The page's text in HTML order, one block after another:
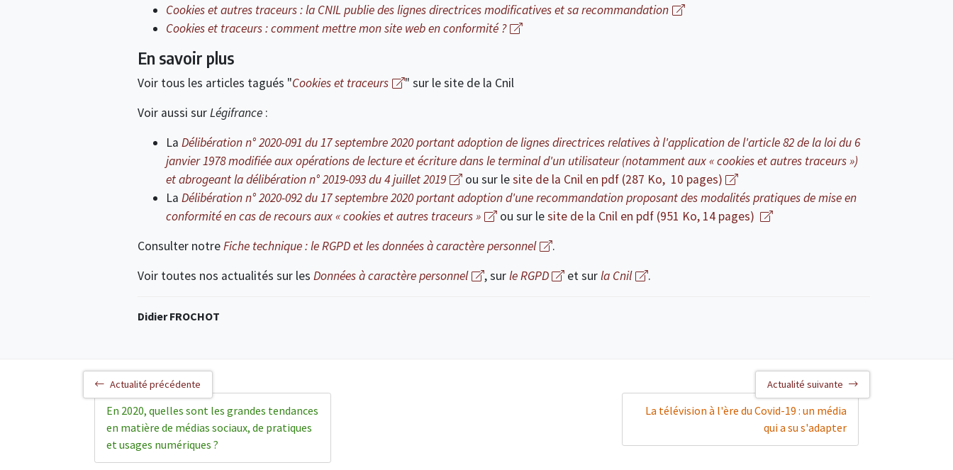
Cookies et autres traceurs : la CNIL publie des lignes directrices modificatives et sa recommandation
Cookies et traceurs : comment mettre mon site web en conformité ?
En savoir plus
Voir tous les articles tagués "Cookies et traceurs
" sur le site de la Cnil
Voir aussi surLégifrance :
La Délibération n° 2020-091 du 17 septembre 2020 portant adoption de lignes directrices relatives à l'application de l'article 82 de la loi du 6
janvier 1978 modifiée aux opérations de lecture et écriture dans le terminal d'un utilisateur (notamment aux « cookies et autres traceurs »)
et abrogeant la délibération n° 2019-093 du 4 juillet 2019
ou sur lesite de la Cnil en pdf (287 Ko, 10 pages)
La Délibération n° 2020-092 du 17 septembre 2020 portant adoption d'une recommandation proposant des modalités pratiques de mise en
conformité en cas de recours aux « cookies et autres traceurs »
ou sur lesite de la Cnil en pdf (951 Ko, 14 pages)
Consulter notreFiche technique : le RGPD et les données à caractère personnel
.
Voir toutes nos actualités sur les Données à caractère personnel , surle RGPD et surla Cnil .
Didier FROCHOT
Actualité précédente
En 2020, quelles sont les grandes tendances
en matière de médias sociaux, de pratiques
et usages numériques ?
Actualité suivante
La télévision à l'ère du Covid-19 : un média
qui a su s'adapter